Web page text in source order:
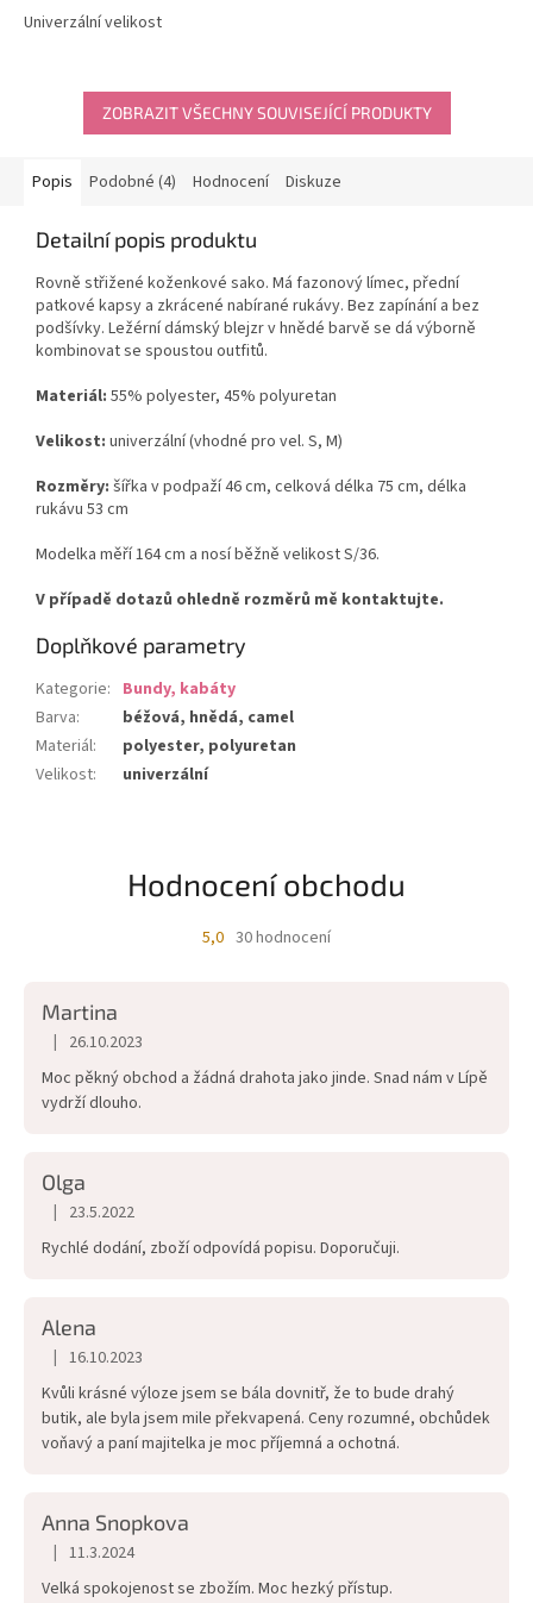
5
Univerzální velikost
ZOBRAZIT VŠECHNY SOUVISEJÍCÍ PRODUKTY
Popis Podobné (4) Hodnocení Diskuze
Detailní popis produktu
Rovně střižené koženkové sako. Má fazonový límec, přední
patkové kapsy a zkrácené nabírané rukávy. Bez zapínání a bez
podšívky. Ležérní dámský blejzr v hnědé barvě se dá výborně
kombinovat se spoustou outfitů.
Materiál: 55% polyester, 45% polyuretan
Velikost: univerzální (vhodné pro vel. S, M)
Rozměry: šířka v podpaží 46 cm, celková délka 75 cm, délka
rukávu 53 cm
Modelka měří 164 cm a nosí běžně velikost S/36.
V případě dotazů ohledně rozměrů mě kontaktujte.
Doplňkové parametry
Kategorie: Bundy, kabáty
Barva:
béžová, hnědá, camel
Materiál:
polyester, polyuretan
Velikost: univerzální
Hodnocení obchodu
5,0 Průměrné
5
30 hodnocení
Martina
Hodnocení obchodu je 5 z 5 hvězdiček.
| 26.10.2023
Moc pěkný obchod a žádná drahota jako jinde. Snad nám v Lípě
vydrží dlouho.
Olga
Hodnocení obchodu je 5 z 5 hvězdiček.
| 23.5.2022
Rychlé dodání, zboží odpovídá popisu. Doporučuji.
Alena
Hodnocení obchodu je 5 z 5 hvězdiček.
| 16.10.2023
Kvůli krásné výloze jsem se bála dovnitř, že to bude drahý
butik, ale byla jsem mile překvapená. Ceny rozumné, obchůdek
voňavý a paní majitelka je moc příjemná a ochotná.
Anna Snopkova
Hodnocení obchodu je 5 z 5 hvězdiček.
| 11.3.2024
Velká spokojenost se zbožím. Moc hezký přístup.